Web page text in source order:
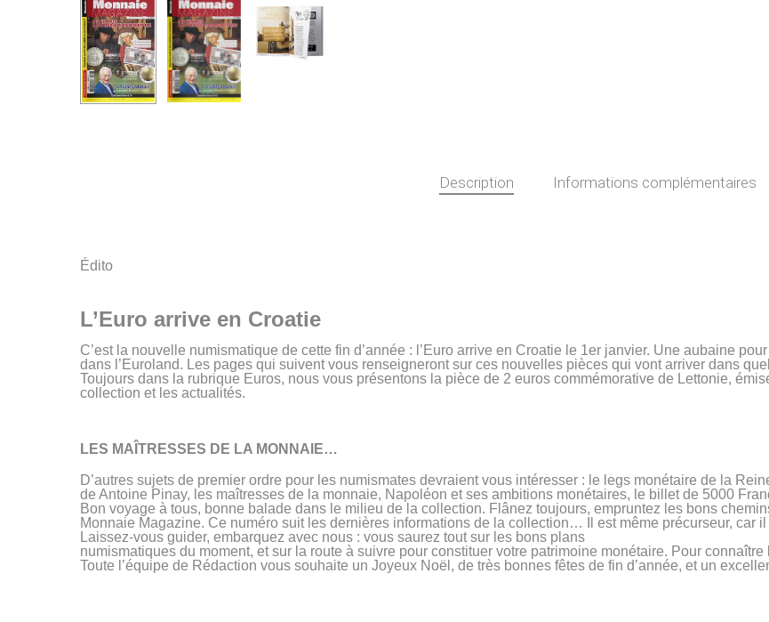
Description Informations complémentaires
Édito
L’Euro arrive en Croatie
C’est la nouvelle numismatique de cette fin d’année : l’Euro arrive en Croatie le 1er janvier. Une aubaine
dans l’Euroland. Les pages qui suivent vous renseigneront sur ces nouvelles pièces qui vont arriver dans
Toujours dans la rubrique Euros, nous vous présentons la pièce de 2 euros commémorative de Lettonie,
collection et les actualités.
LES MAÎTRESSES DE LA MONNAIE…
D’autres sujets de premier ordre pour les numismates devraient vous intéresser : le legs monétaire de la
de Antoine Pinay, les maîtresses de la monnaie, Napoléon et ses ambitions monétaires, le billet de 5000
Bon voyage à tous, bonne balade dans le milieu de la collection. Flânez toujours, empruntez les bons
Monnaie Magazine. Ce numéro suit les dernières informations de la collection… Il est même précurseur, car
Laissez-vous guider, embarquez avec nous : vous saurez tout sur les bons plans
numismatiques du moment, et sur la route à suivre pour constituer votre patrimoine monétaire. Pour
Toute l’équipe de Rédaction vous souhaite un Joyeux Noël, de très bonnes fêtes de fin d’année, et un